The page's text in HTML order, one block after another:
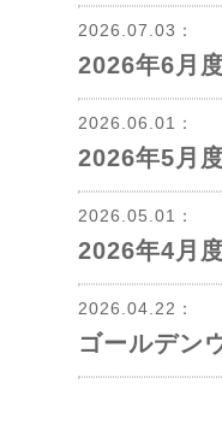
2026.07.03：
2026年6月
2026.06.01：
2026年5月
2026.05.01：
2026年4月
2026.04.22：
ゴールデン